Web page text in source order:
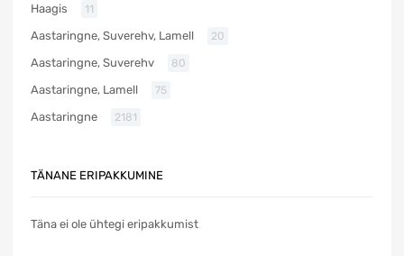
Haagis 11
Aastaringne, Suverehv, Lamell 20
Aastaringne, Suverehv 80
Aastaringne, Lamell 75
Aastaringne 2181
TÄNANE ERIPAKKUMINE
Täna ei ole ühtegi eripakkumist